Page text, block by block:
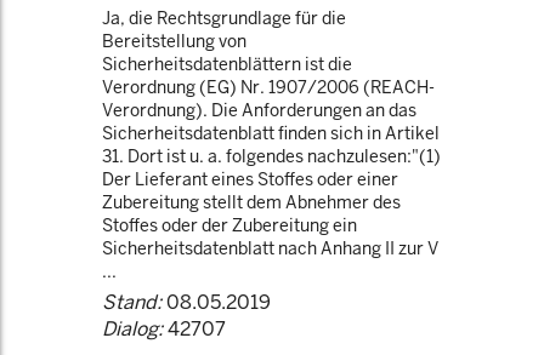
Ja, die Rechtsgrundlage für die
Bereitstellung von
Sicherheitsdatenblättern ist die
Verordnung (EG) Nr. 1907/2006 (REACH-
Verordnung). Die Anforderungen an das
Sicherheitsdatenblatt finden sich in Artikel
31. Dort ist u. a. folgendes nachzulesen:"(1)
Der Lieferant eines Stoffes oder einer
Zubereitung stellt dem Abnehmer des
Stoffes oder der Zubereitung ein
Sicherheitsdatenblatt nach Anhang II zur V
...
Stand:08.05.2019
Dialog:42707